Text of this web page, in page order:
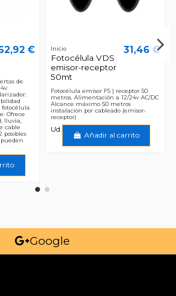
€
de
Ofrece
lluvia,
cable
posibles
Inicio
Fotocélula VDS
emisor-receptor
50mt
31,46 €
Fotocélula emisor FS | receptor 50
metros. Alimentación a 12/24v AC/DC
Alcance máximo 50 metros
instalación por cableado (emisor-
receptor)
Ud.
Añadir al carrito
Google